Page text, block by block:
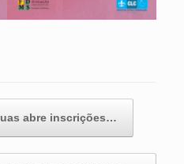
abre inscrições…